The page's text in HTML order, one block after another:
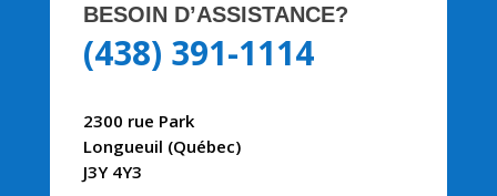
BESOIN D’ASSISTANCE?
(438) 391-1114
2300 rue Park
Longueuil (Québec)
J3Y 4Y3